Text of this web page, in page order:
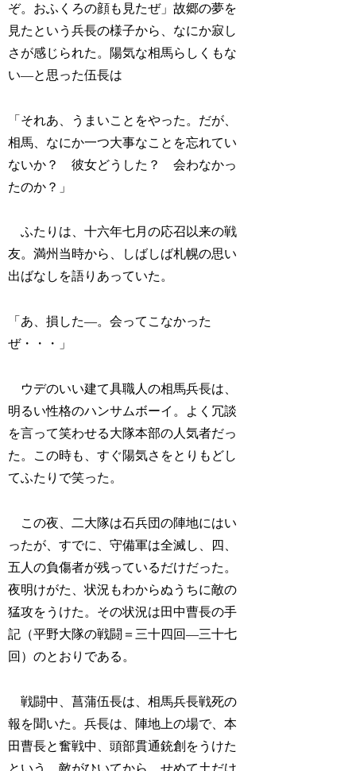
ぞ。おふくろの顔も見たぜ」故郷の夢を
見たという兵長の様子から、なにか寂し
さが感じられた。陽気な相馬らしくもな
い―と思った伍長は
「それあ、うまいことをやった。だが、
相馬、なにか一つ大事なことを忘れてい
ないか？ 彼女どうした？ 会わなかっ
たのか？」
ふたりは、十六年七月の応召以来の戦
友。満州当時から、しばしば札幌の思い
出ばなしを語りあっていた。
「あ、損した―。会ってこなかった
ぜ・・・」
ウデのいい建て具職人の相馬兵長は、
明るい性格のハンサムボーイ。よく冗談
を言って笑わせる大隊本部の人気者だっ
た。この時も、すぐ陽気さをとりもどし
てふたりで笑った。
この夜、二大隊は石兵団の陣地にはい
ったが、すでに、守備軍は全滅し、四、
五人の負傷者が残っているだけだった。
夜明けがた、状況もわからぬうちに敵の
猛攻をうけた。その状況は田中曹長の手
記（平野大隊の戦闘＝三十四回―三十七
回）のとおりである。
戦闘中、菖蒲伍長は、相馬兵長戦死の
報を聞いた。兵長は、陣地上の場で、本
田曹長と奮戦中、頭部貫通銃創をうけた
という。敵がひいてから、せめて土だけ